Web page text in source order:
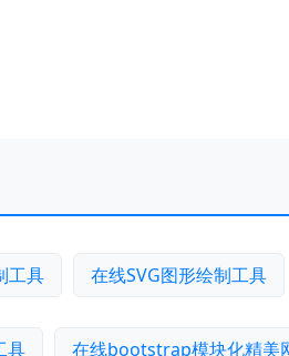
工具 在线SVG图形绘制工具
具 在线bootstrap模块化精美